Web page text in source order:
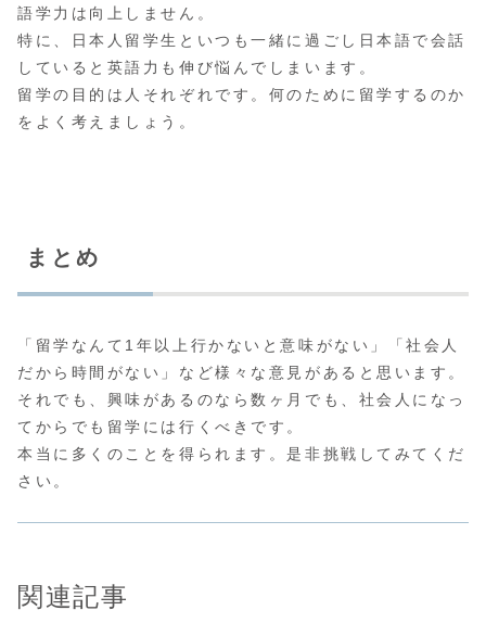
語学力は向上しません。
特に、日本人留学生といつも一緒に過ごし日本語で会話
していると英語力も伸び悩んでしまいます。
留学の目的は人それぞれです。何のために留学するのか
をよく考えましょう。
まとめ
「留学なんて1年以上行かないと意味がない」「社会人
だから時間がない」など様々な意見があると思います。
それでも、興味があるのなら数ヶ月でも、社会人になっ
てからでも留学には行くべきです。
本当に多くのことを得られます。是非挑戦してみてくだ
さい。
関連記事